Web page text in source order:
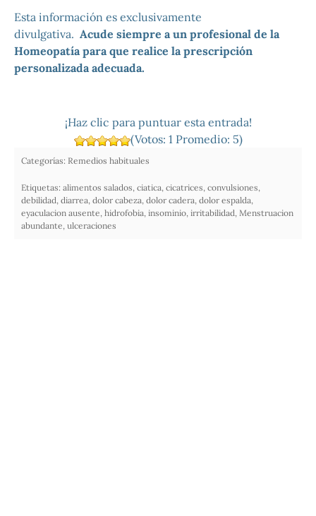
Esta información es exclusivamente
divulgativa. Acude siempre a un profesional de la
Homeopatía para que realice la prescripción
personalizada adecuada.
¡Haz clic para puntuar esta entrada!
(Votos: 1Promedio: 5)
Categorías: Remedios habituales
Etiquetas: alimentos salados, ciatica, cicatrices, convulsiones,
debilidad, diarrea, dolor cabeza, dolor cadera, dolor espalda,
eyaculacion ausente, hidrofobia, insominio, irritabilidad, Menstruacion
abundante, ulceraciones